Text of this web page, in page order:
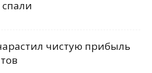
чистую прибыль